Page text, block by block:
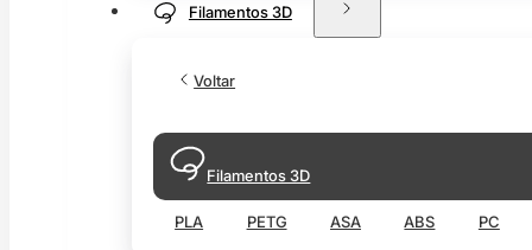
Filamentos 3D
Voltar
Filamentos 3D
PLA PETG ASA ABS PC